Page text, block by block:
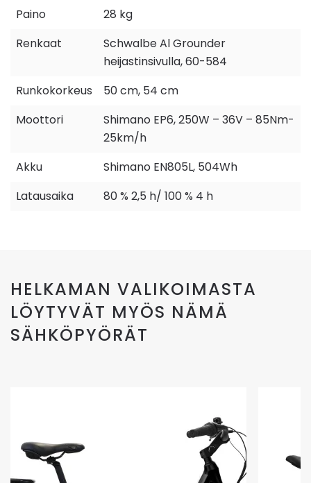
Paino
28 kg
Renkaat
Schwalbe Al Grounder
heijastinsivulla, 60-584
Runkokorkeus
50 cm, 54 cm
Moottori
Shimano EP6, 250W – 36V – 85Nm-
25km/h
Akku
Shimano EN805L, 504Wh
Latausaika
80 % 2,5 h/ 100 % 4 h
HELKAMAN VALIKOIMASTA
LÖYTYVÄT MYÖS NÄMÄ
SÄHKÖPYÖRÄT